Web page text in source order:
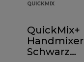
QUICKMIX
QuickMix+
Handmixer
Schwarz